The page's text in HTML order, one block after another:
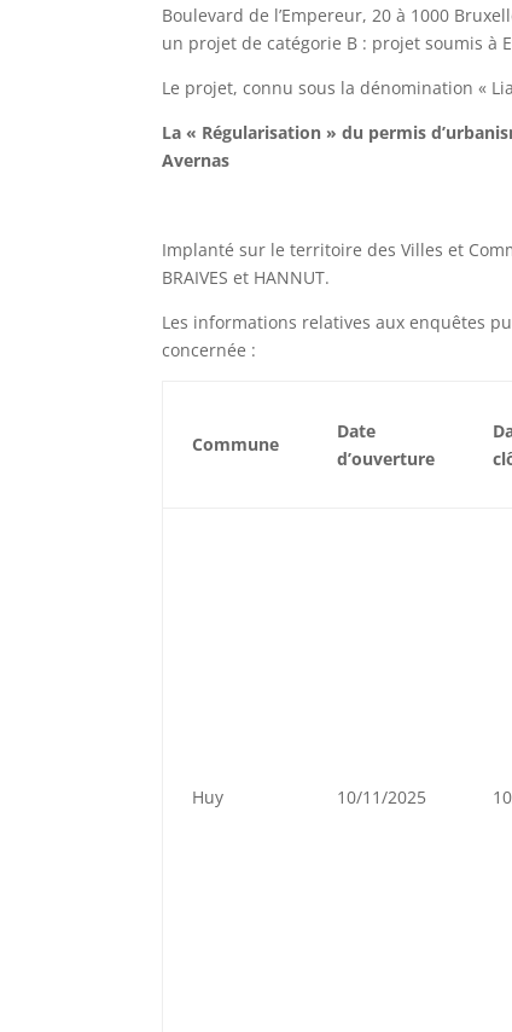
Boulevard de l’Empereur, 20 à 1000
un projet de catégorie B : projet soumis à
Le projet, connu sous la dénomination «
La « Régularisation » du permis
Avernas
Implanté sur le territoire des Villes et
BRAIVES et HANNUT.
Les informations relatives aux enquêtes
concernée :
Commune
Date
d’ouverture
Huy 10/11/2025